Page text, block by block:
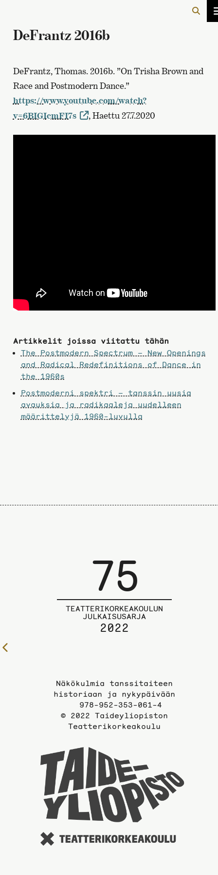
DeFrantz 2016b
DeFrantz, Thomas. 2016b. ”On Trisha Brown and
Race and Postmodern Dance.”
https://www.youtube.com/watch?
v=6BIGIcmFI7s
, Haettu 27.7.2020
Artikkelit joissa viitattu tähän
The Postmodern Spectrum – New Openings
and Radical Redefinitions of Dance in
the 1960s
Postmoderni spektri – tanssin uusia
avauksia ja radikaaleja uudelleen
määrittelyjä 1960-luvulla
75
TEATTERIKORKEAKOULUN
JULKAISUSARJA
2022
Näkökulmia tanssitaiteen
historiaan ja nykypäivään
978-952-353-061-4
© 2022 Taideyliopiston
Teatterikorkeakoulu